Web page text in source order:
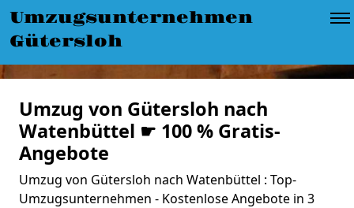
Umzugsunternehmen
Gütersloh
Umzug von Gütersloh nach
Watenbüttel ☛ 100 % Gratis-
Angebote
Umzug von Gütersloh nach Watenbüttel : Top-
Umzugsunternehmen - Kostenlose Angebote in 3